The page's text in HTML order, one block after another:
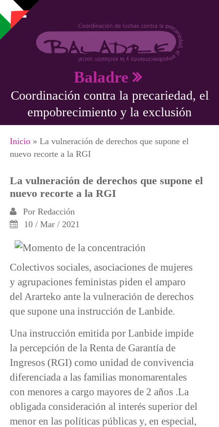
Pasar al contenido principal
Baladre
Coordinación contra la precariedad, el
empobrecimiento y la exclusión
Se encuentra usted aquí
Inicio » La vulneración de derechos que supone el
nuevo recorte a la RGI
La vulneración de derechos que supone el
nuevo recorte a la RGI
Por Redacción
10 / Mar / 2021
Colectivos sociales, asociaciones de mujeres
y agrupaciones feministas piden el amparo
del Ararteko ante la vulneración de derechos
que supone una instrucción de Lanbide.
Una instrucción emitida por Lanbide impide
la percepción de la Renta de Garantía de
Ingresos (RGI) como unidad de convivencia
diferenciada a las familias monomarentales
con menores a cargo mayores de 2 años .La
obligada consideración al interés superior del
menor en las políticas públicas y, en especial,